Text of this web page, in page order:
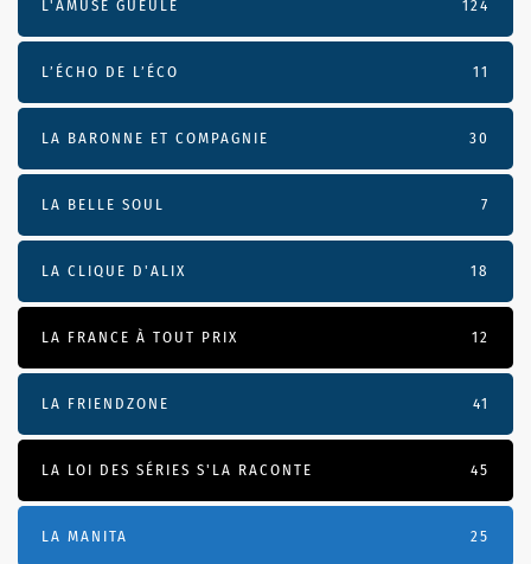
L'AMUSE GUEULE 124
L’ÉCHO DE L’ÉCO 11
LA BARONNE ET COMPAGNIE 30
LA BELLE SOUL 7
LA CLIQUE D'ALIX 18
LA FRANCE À TOUT PRIX 12
LA FRIENDZONE 41
LA LOI DES SÉRIES S'LA RACONTE 45
LA MANITA 25